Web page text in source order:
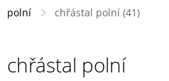
polní
chřástal polní (41)
chřástal polní